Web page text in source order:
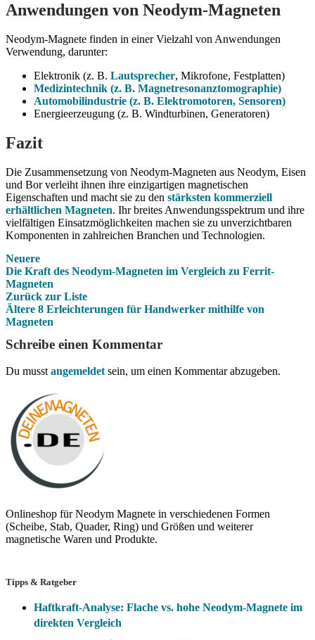
Anwendungen von Neodym-Magneten
Neodym-Magnete finden in einer Vielzahl von Anwendungen
Verwendung, darunter:
Elektronik (z. B. Lautsprecher, Mikrofone, Festplatten)
Medizintechnik (z. B. Magnetresonanztomographie)
Automobilindustrie (z. B. Elektromotoren, Sensoren)
Energieerzeugung (z. B. Windturbinen, Generatoren)
Fazit
Die Zusammensetzung von Neodym-Magneten aus Neodym, Eisen
und Bor verleiht ihnen ihre einzigartigen magnetischen
Eigenschaften und macht sie zu den stärksten kommerziell
erhältlichen Magneten. Ihr breites Anwendungsspektrum und ihre
vielfältigen Einsatzmöglichkeiten machen sie zu unverzichtbaren
Komponenten in zahlreichen Branchen und Technologien.
Neuere
Die Kraft des Neodym-Magneten im Vergleich zu Ferrit-
Magneten
Zurück zur Liste
Ältere 8 Erleichterungen für Handwerker mithilfe von
Magneten
Schreibe einen Kommentar
Du musst angemeldet sein, um einen Kommentar abzugeben.
Onlineshop für Neodym Magnete in verschiedenen Formen
(Scheibe, Stab, Quader, Ring) und Größen und weiterer
magnetische Waren und Produkte.
Tipps & Ratgeber
Haftkraft-Analyse: Flache vs. hohe Neodym-Magnete im
direkten Vergleich